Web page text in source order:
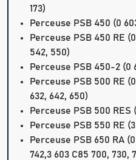
173)
Perceuse PSB 450 (0
Perceuse PSB 450 RE
542, 550)
Perceuse PSB 450-2 (0
Perceuse PSB 500 RE
632, 642, 650)
Perceuse PSB 500 RES
Perceuse PSB 550 RE (3
Perceuse PSB 650 RA
742,3 603 C85 700, 730,